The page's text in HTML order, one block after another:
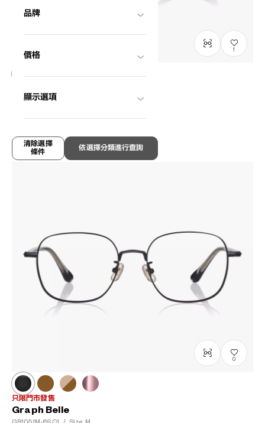
品牌
價格
顯示選項
依選擇分類進行查詢
清除選擇
條件
1
Graph Belle
0
只限門市發售
Graph Belle